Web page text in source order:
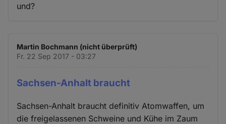
und?
Martin Bochmann (nicht überprüft)
Fr. 22 Sep 2017 - 03:27
Sachsen-Anhalt braucht
Sachsen-Anhalt braucht definitiv Atomwaffen, um
die freigelassenen Schweine und Kühe im Zaum